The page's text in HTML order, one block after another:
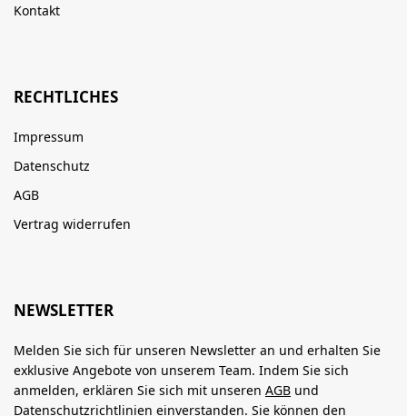
Kontakt
RECHTLICHES
Impressum
Datenschutz
AGB
Vertrag widerrufen
NEWSLETTER
Melden Sie sich für unseren Newsletter an und erhalten Sie
exklusive Angebote von unserem Team. Indem Sie sich
anmelden, erklären Sie sich mit unseren AGB und
Datenschutzrichtlinien einverstanden. Sie können den